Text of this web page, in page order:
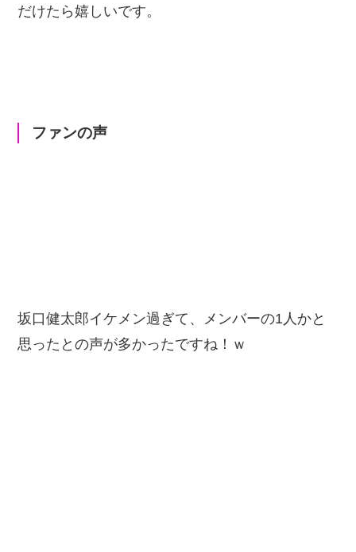
だけたら嬉しいです。
ファンの声
坂口健太郎イケメン過ぎて、メンバーの1人かと
思ったとの声が多かったですね！ｗ